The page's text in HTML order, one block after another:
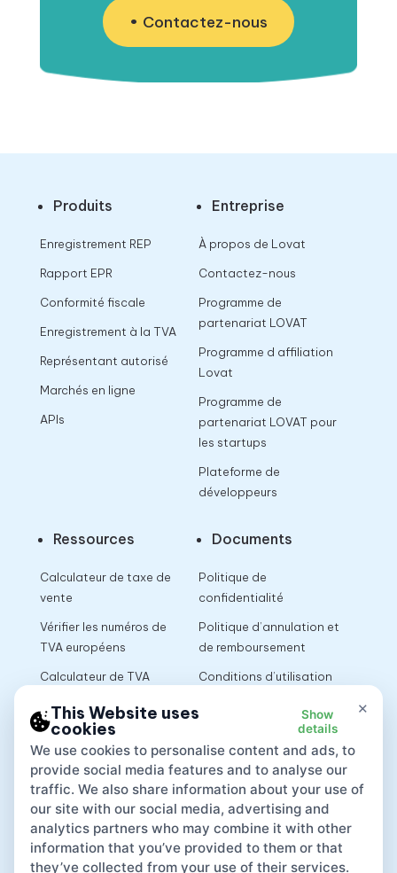
Contactez-nous
Produits
Enregistrement REP
Rapport EPR
Conformité fiscale
Enregistrement à la TVA
Représentant autorisé
Marchés en ligne
APIs
Entreprise
À propos de Lovat
Contactez-nous
Programme de
partenariat LOVAT
Programme d affiliation
Lovat
Programme de
partenariat LOVAT pour
les startups
Plateforme de
développeurs
Ressources
Calculateur de taxe de
vente
Vérifier les numéros de
TVA européens
Calculateur de TVA
Documents
Politique de
confidentialité
Politique d’annulation et
de remboursement
Conditions d’utilisation
×
This Website uses
cookies
Show
details
We use cookies to personalise content and ads, to
provide social media features and to analyse our
traffic. We also share information about your use of
our site with our social media, advertising and
analytics partners who may combine it with other
information that you’ve provided to them or that
they’ve collected from your use of their services.